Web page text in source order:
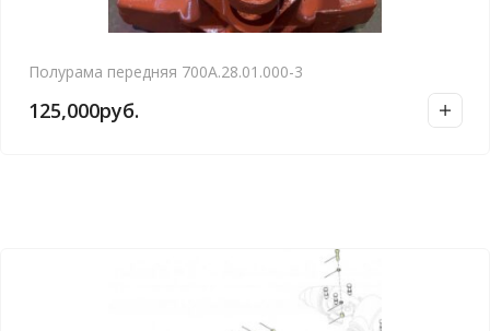
Полурама передняя 700А.28.01.000-3
125,000руб.